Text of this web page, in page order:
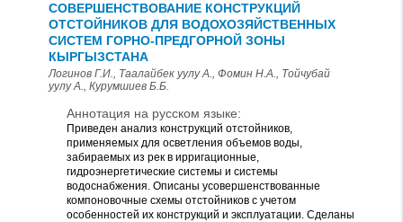
СОВЕРШЕНСТВОВАНИЕ КОНСТРУКЦИЙ
ОТСТОЙНИКОВ ДЛЯ ВОДОХОЗЯЙСТВЕННЫХ
СИСТЕМ ГОРНО-ПРЕДГОРНОЙ ЗОНЫ
КЫРГЫЗСТАНА
Логинов Г.И., Таалайбек уулу А., Фомин Н.А., Тойчубай
уулу А., Курумшиев Б.Б.
Аннотация на русском языке:
Приведен анализ конструкций отстойников,
применяемых для осветления объемов воды,
забираемых из рек в ирригационные,
гидроэнергетические системы и системы
водоснабжения. Описаны усовершенствованные
компоновочные схемы отстойников с учетом
особенностей их конструкций и эксплуатации. Сделаны